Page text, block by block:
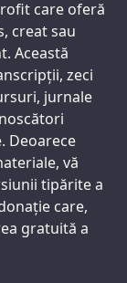
care oferă
creat sau
Această
zeci
jurnale
Deoarece
vă
tipărite a
care,
gratuită a